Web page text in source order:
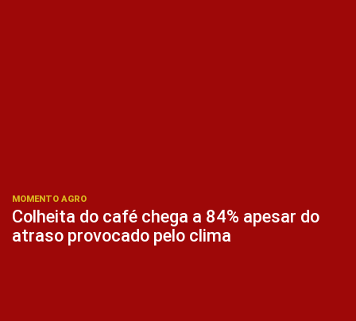
MOMENTO AGRO
Colheita do café chega a 84% apesar do
atraso provocado pelo clima